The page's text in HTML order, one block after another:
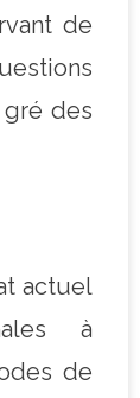
de
des
actuel
à
de